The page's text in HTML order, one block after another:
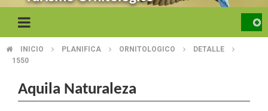
BREADCRUMB
INICIO PLANIFICA ORNITOLOGICO
DETALLE
1550
Aquila Naturaleza